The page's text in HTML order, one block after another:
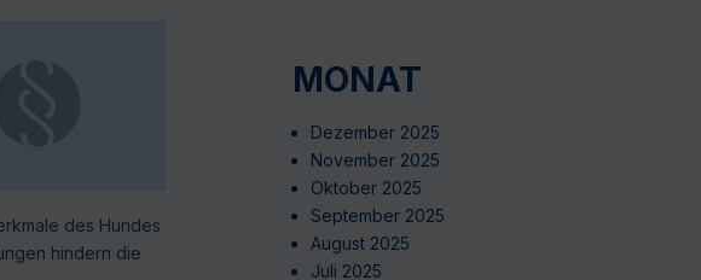
des Hundes
hindern die
MONAT
Dezember 2025
November 2025
Oktober 2025
September 2025
August 2025
Juli 2025